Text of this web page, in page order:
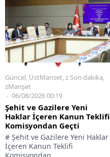
Güncel, ÜstManset,z Son dakika,
zManşet
06/08/2026 00:19
Şehit ve Gazilere Yeni
Haklar İçeren Kanun Teklifi
Komisyondan Geçti
# Şehit ve Gazilere Yeni Haklar
İçeren Kanun Teklifi